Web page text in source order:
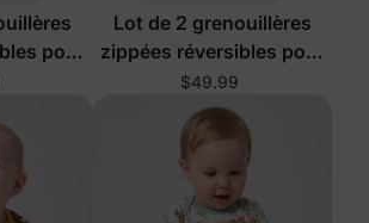
pour
Lot de 2 grenouillères
zippées réversibles pour
bébé avec motif animal
$49.99